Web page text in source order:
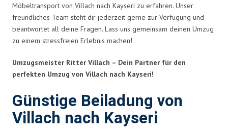
Möbeltransport von Villach nach Kayseri zu erfahren. Unser
freundliches Team steht dir jederzeit gerne zur Verfügung und
beantwortet all deine Fragen. Lass uns gemeinsam deinen Umzug
zu einem stressfreien Erlebnis machen!
Umzugsmeister Ritter Villach – Dein Partner für den
perfekten Umzug von Villach nach Kayseri!
Günstige Beiladung von
Villach nach Kayseri